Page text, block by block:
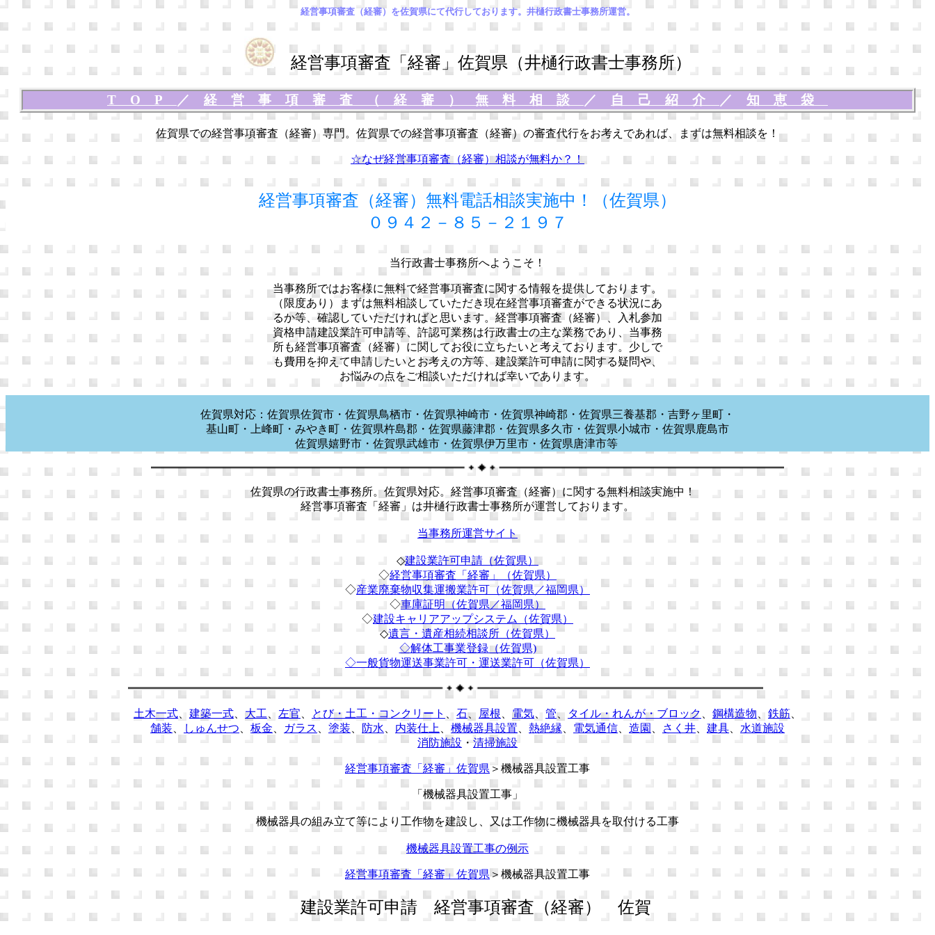
経営事項審査（経審）を佐賀県にて代行しております。井樋行政書士事務所運営。
経営事項審査「経審」佐賀県（井樋行政書士事務所）
TOP ／ 経営事項審査（経審）無料相談 ／ 自己紹介 ／ 知恵袋
佐賀県での経営事項審査（経審）専門。佐賀県での経営事項審査（経審）の審査代行をお考えであれば、まずは無料相談を！
☆なぜ経営事項審査（経審）相談が無料か？！
経営事項審査（経審）無料電話相談実施中！（佐賀県）
０９４２－８５－２１９７
当行政書士事務所へようこそ！
当事務所ではお客様に無料で経営事項審査に関する情報を提供しております。
（限度あり）まずは無料相談していただき現在経営事項審査ができる状況にあ
るか等、確認していただければと思います。経営事項審査（経審）、入札参加
資格申請建設業許可申請等、許認可業務は行政書士の主な業務であり、当事務
所も経営事項審査（経審）に関してお役に立ちたいと考えております。少しで
も費用を抑えて申請したいとお考えの方等、建設業許可申請に関する疑問や、
お悩みの点をご相談いただければ幸いであります。
佐賀県対応：佐賀県佐賀市・佐賀県鳥栖市・佐賀県神崎市・佐賀県神崎郡・佐賀県三養基郡・吉野ヶ里町・
基山町・上峰町・みやき町・佐賀県杵島郡・佐賀県藤津郡・佐賀県多久市・佐賀県小城市・佐賀県鹿島市
佐賀県嬉野市・佐賀県武雄市・佐賀県伊万里市・佐賀県唐津市等
佐賀県の行政書士事務所。佐賀県対応。経営事項審査（経審）に関する無料相談実施中！
経営事項審査「経審」は井樋行政書士事務所が運営しております。
当事務所運営サイト
◇建設業許可申請（佐賀県）
◇経営事項審査「経審」（佐賀県）
◇産業廃棄物収集運搬業許可（佐賀県／福岡県）
◇車庫証明（佐賀県／福岡県）
◇建設キャリアアップシステム（佐賀県）
◇遺言・遺産相続相談所（佐賀県）
◇解体工事業登録（佐賀県)
◇一般貨物運送事業許可・運送業許可（佐賀県）
土木一式 建築一式 大工 左官 とび・土工・コンクリート 石、 屋根 電気 管、 タイル・れんが・ブロック 鋼構造物 鉄筋
舗装
しゅんせつ 板金 ガラス 塗装 防水 内装仕上 機械器具設置 熱絶縁 電気通信 造園 さく井 建具
水道施設
消防施設 ・ 清掃施設
経営事項審査「経審」佐賀県 ＞機械器具設置工事
「機械器具設置工事」
機械器具の組み立て等により工作物を建設し、又は工作物に機械器具を取付ける工事
機械器具設置工事の例示
経営事項審査「経審」佐賀県＞機械器具設置工事
建設業許可申請 経営事項審査（経審） 佐賀